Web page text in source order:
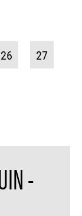
26 27
-